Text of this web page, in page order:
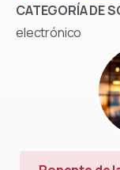
CATEGORÍA DE
electrónico